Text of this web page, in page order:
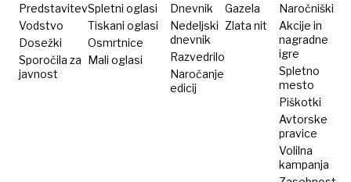
Predstavitev
Vodstvo
Dosežki
Sporočila za
javnost
Spletni oglasi
Tiskani oglasi
Osmrtnice
Mali oglasi
Dnevnik
Nedeljski
dnevnik
Razvedrilo
Naročanje
edicij
Gazela
Zlata nit
Naročniški
Akcije in
nagradne
igre
Spletno
mesto
Piškotki
Avtorske
pravice
Volilna
kampanja